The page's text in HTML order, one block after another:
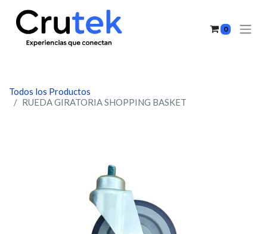
0
Todos los Productos
RUEDA GIRATORIA SHOPPING BASKET